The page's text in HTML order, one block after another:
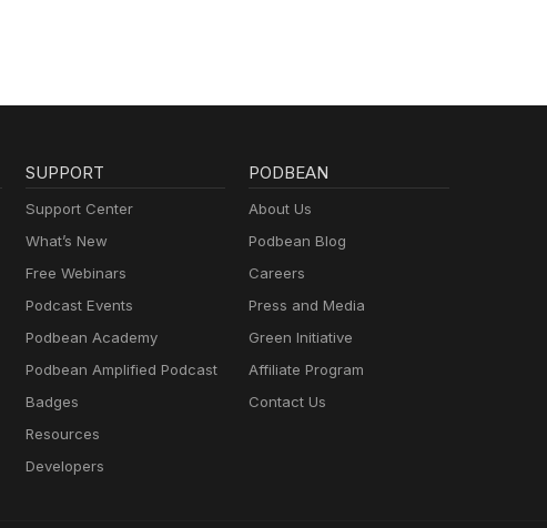
SUPPORT
Support Center
What’s New
Free Webinars
Podcast Events
Podbean Academy
Podbean Amplified Podcast
Badges
Resources
Developers
PODBEAN
About Us
Podbean Blog
Careers
Press and Media
Green Initiative
Affiliate Program
Contact Us